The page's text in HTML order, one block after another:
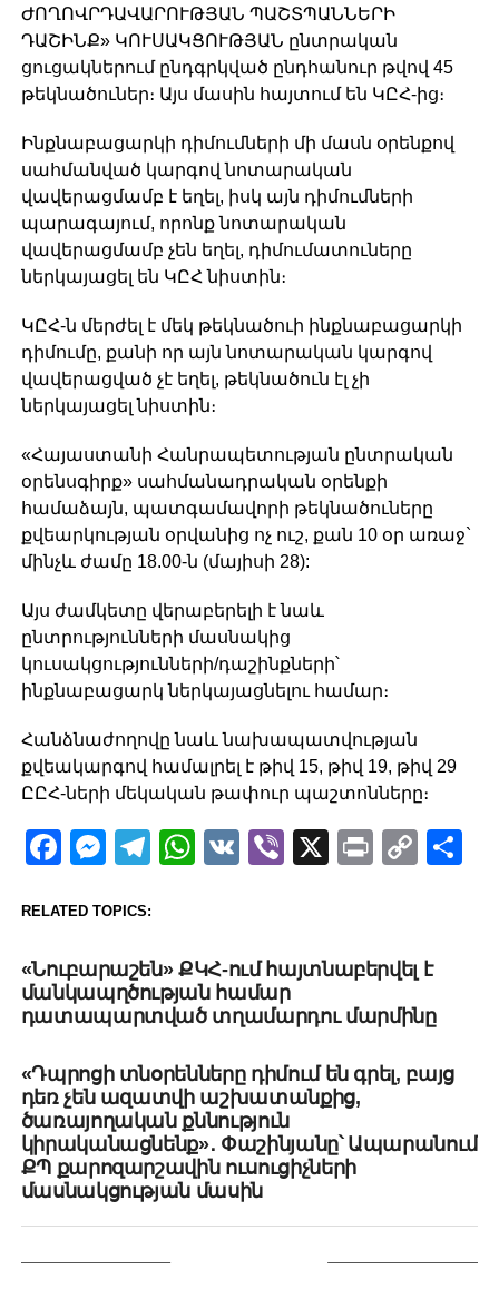
ԺՈՂՈՎՐԴԱՎԱՐՈՒԹՅԱՆ ՊԱՇՏՊԱՆՆԵՐԻ
ԴԱՇԻՆՔ» ԿՈՒՍԱԿՑՈՒԹՅԱՆ ընտրական
ցուցակներում ընդգրկված ընդհանուր թվով 45
թեկնածուներ։ Այս մասին հայտում են ԿԸՀ-ից։
Ինքնաբացարկի դիմումների մի մասն օրենքով
սահմանված կարգով նոտարական
վավերացմամբ է եղել, իսկ այն դիմումների
պարագայում, որոնք նոտարական
վավերացմամբ չեն եղել, դիմումատուները
ներկայացել են ԿԸՀ նիստին։
ԿԸՀ-ն մերժել է մեկ թեկնածուի ինքնաբացարկի
դիմումը, քանի որ այն նոտարական կարգով
վավերացված չէ եղել, թեկնածուն էլ չի
ներկայացել նիստին։
«Հայաստանի Հանրապետության ընտրական
օրենսգիրք» սահմանադրական օրենքի
համաձայն, պատգամավորի թեկնածուները
քվեարկության օրվանից ոչ ուշ, քան 10 օր առաջ`
մինչև ժամը 18.00-ն (մայիսի 28):
Այս ժամկետը վերաբերելի է նաև
ընտրությունների մասնակից
կուսակցությունների/դաշինքների՝
ինքնաբացարկ ներկայացնելու համար։
Հանձնաժողովը նաև նախապատվության
քվեակարգով համալրել է թիվ 15, թիվ 19, թիվ 29
ԸԸՀ-ների մեկական թափուր պաշտոնները։
Facebook
Messenger
Telegram
WhatsApp
VKViber
X PrintCopy
RELATED TOPICS:
«Նուբարաշեն» ՔԿՀ-ում հայտնաբերվել է
մանկապղծության համար
դատապարտված տղամարդու մարմինը
«Դպրոցի տնօրենները դիմում են գրել, բայց
դեռ չեն ազատվի աշխատանքից,
ծառայողական քննություն
կիրականացնենք»․ Փաշինյանը՝ Ապարանում
ՔՊ քարոզարշավին ուսուցիչների
մասնակցության մասին